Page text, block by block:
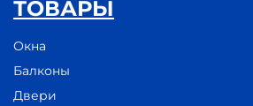
ТОВАРЫ
Окна
Балконы
Двери